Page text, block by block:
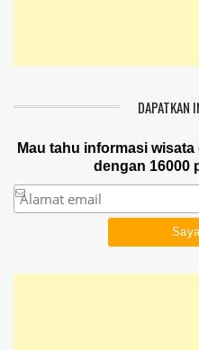
DAPATKAN
Mau tahu informasi
dengan 16000